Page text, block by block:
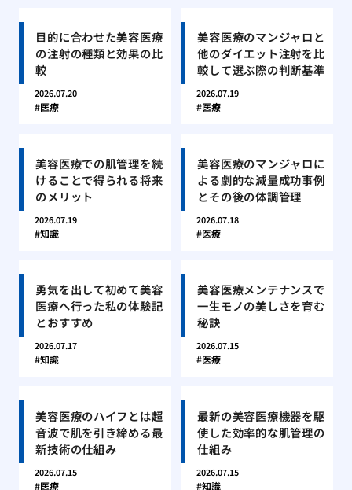
目的に合わせた美容医療
の注射の種類と効果の比
較
2026.07.20
医療
美容医療のマンジャロと
他のダイエット注射を比
較して選ぶ際の判断基準
2026.07.19
医療
美容医療での肌管理を続
けることで得られる将来
のメリット
2026.07.19
知識
美容医療のマンジャロに
よる劇的な減量成功事例
とその後の体調管理
2026.07.18
医療
勇気を出して初めて美容
医療へ行った私の体験記
とおすすめ
2026.07.17
知識
美容医療メンテナンスで
一生モノの美しさを育む
秘訣
2026.07.15
医療
美容医療のハイフとは超
音波で肌を引き締める最
新技術の仕組み
2026.07.15
医療
最新の美容医療機器を駆
使した効率的な肌管理の
仕組み
2026.07.15
知識